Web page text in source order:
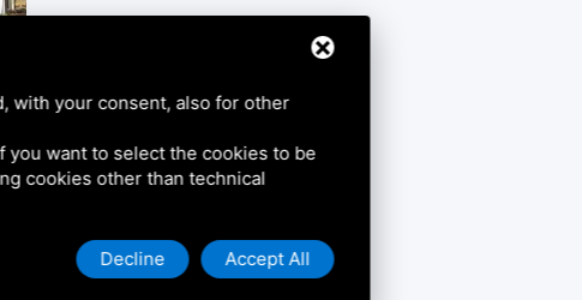
with your consent, also for other
you want to select the cookies to be
cookies other than technical
Decline Accept All